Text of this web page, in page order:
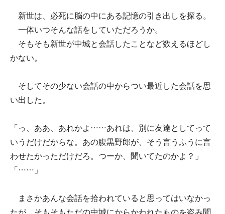
新世は、必死に脳の中にある記憶の引き出しを探る。
一体いつそんな話をしていただろうか。
そもそも新世が中城と会話したことなど数えるほどし
かない。
そしてその少ない会話の中からつい最近した会話を思
い出した。
「っ、ああ、あれかよ……あれは、別に友達としてって
いうだけだからな。あの腹黒野郎が、そう言うふうに言
わせたかっただけだろ。つーか、聞いてたのかよ？」
「……」
まさかあんな会話を拾われていると思ってはいなかっ
たが、そもそもただの中城にからかわれたものを盗み聞